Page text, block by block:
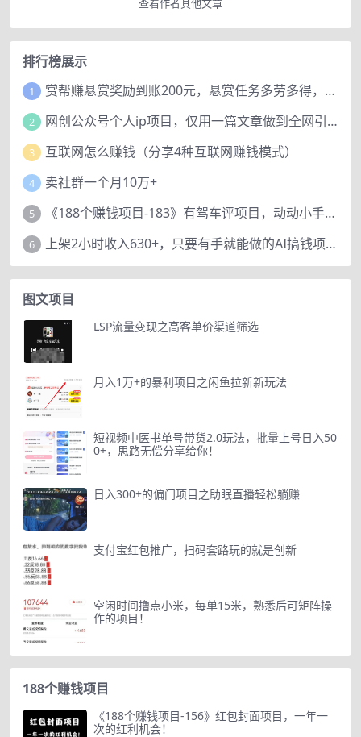
查看作者其他文章
排行榜展示
1 赏帮赚悬赏奖励到账200元，悬赏任务多劳多得，人人可做。
2 网创公众号个人ip项目，仅用一篇文章做到全网引流！
3 互联网怎么赚钱（分享4种互联网赚钱模式）
4 卖社群一个月10万+
5 《188个赚钱项目-183》有驾车评项目，动动小手，复制粘贴赚44元！
6 上架2小时收入630+，只要有手就能做的AI搞钱项目，奶奶看完都能学会!
图文项目
LSP流量变现之高客单价渠道筛选
月入1万+的暴利项目之闲鱼拉新新玩法
短视频中医书单号带货2.0玩法，批量上号日入50
0+，思路无偿分享给你！
日入300+的偏门项目之助眠直播轻松躺赚
支付宝红包推广，扫码套路玩的就是创新
空闲时间撸点小米，每单15米，熟悉后可矩阵操
作的项目！
188个赚钱项目
《188个赚钱项目-156》红包封面项目，一年一
次的红利机会！